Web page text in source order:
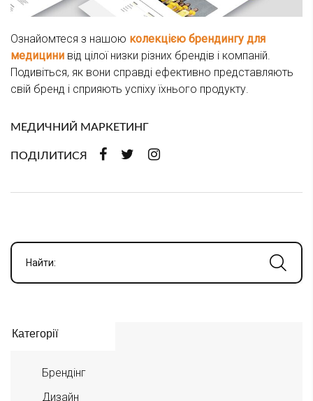
Ознайомтеся з нашою колекцією брендингу для
медицини від цілої низки різних брендів і компаній.
Подивіться, як вони справді ефективно представляють
свій бренд і сприяють успіху їхнього продукту.
МЕДИЧНИЙ МАРКЕТИНГ
ПОДІЛИТИСЯ
Найти:
Категорії
Брендінг
Дизайн